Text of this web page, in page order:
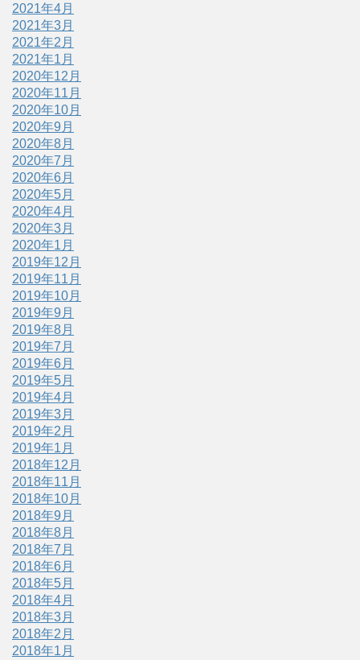
2021年4月
2021年3月
2021年2月
2021年1月
2020年12月
2020年11月
2020年10月
2020年9月
2020年8月
2020年7月
2020年6月
2020年5月
2020年4月
2020年3月
2020年1月
2019年12月
2019年11月
2019年10月
2019年9月
2019年8月
2019年7月
2019年6月
2019年5月
2019年4月
2019年3月
2019年2月
2019年1月
2018年12月
2018年11月
2018年10月
2018年9月
2018年8月
2018年7月
2018年6月
2018年5月
2018年4月
2018年3月
2018年2月
2018年1月